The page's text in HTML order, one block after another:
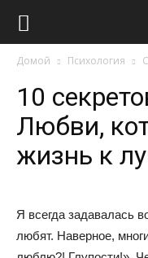
Домой Психология
10
Любви,
жизнь к
Я всегда задавалась
любят. Наверное,